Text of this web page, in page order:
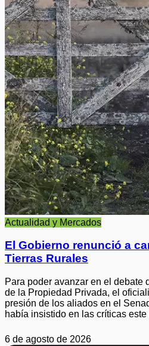
Actualidad y Mercados
El Gobierno renunció a
Tierras Rurales
Para poder avanzar en el debate
de la Propiedad Privada, el
presión de los aliados en el
había insistido en las críticas este
6 de agosto de 2026